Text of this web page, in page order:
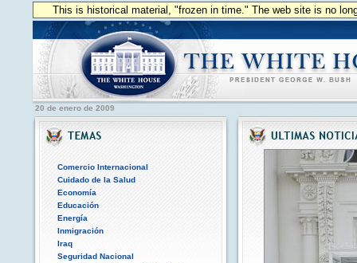
This is historical material, "frozen in time." The web site is no
20 de enero de 2009
Comercio Internacional
Cuidado de la Salud
Economía
Educación
Energía
Inmigración
Iraq
Seguridad Nacional